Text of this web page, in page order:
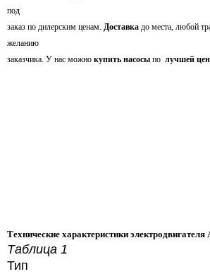
под
заказ по дилерским ценам. Доставка до места, любой
желанию
заказчика. У нас можно купить насосы по лучшей
Технические характеристики
Таблица 1
Тип